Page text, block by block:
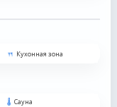
Кухонная зона
Сауна